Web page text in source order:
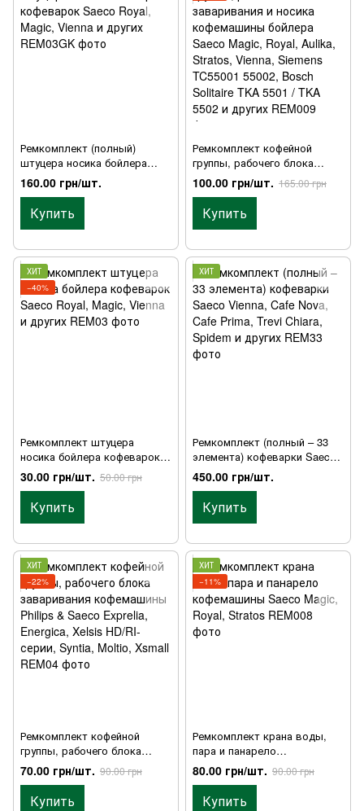
Ремкомплект (полный)
штуцера носика бойлера
кофеварок Saeco Royal,
Magic, Vienna и других
160.00 грн/шт.
Купить
Ремкомплект кофейной
группы, рабочего блока
заваривания и носика
кофемашины бойлера Saeco
Magic, Royal, Aulika, Stratos,
Vienna, Siemens TC55001
5501 / TKA 5502 и других
100.00 грн/шт. 165.00 грн
Купить
ХИТ
−40%
Ремкомплект штуцера
носика бойлера кофеварок
Saeco Royal, Magic, Vienna и
других
30.00 грн/шт. 50.00 грн
Купить
ХИТ
Ремкомплект (полный – 33
элемента) кофеварки Saeco
Vienna, Cafe Nova, Cafe Prima,
Trevi Chiara, Spidem и других
450.00 грн/шт.
Купить
ХИТ
−22%
Ремкомплект кофейной
группы, рабочего блока
заваривания кофемашины
Philips & Saeco Exprelia,
Energica, Xelsis HD/RI-серии,
70.00 грн/шт. 90.00 грн
Купить
ХИТ
−11%
Ремкомплект крана воды,
пара и панарело
кофемашины Saeco Magic,
Royal, Stratos
80.00 грн/шт. 90.00 грн
Купить